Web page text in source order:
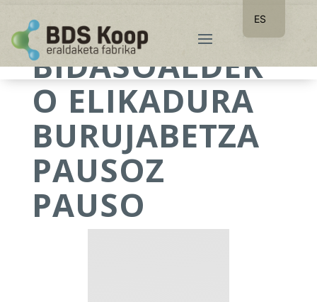
BIDASOALDEK
O ELIKADURA
BURUJABETZA
PAUSOZ
PAUSO
ES